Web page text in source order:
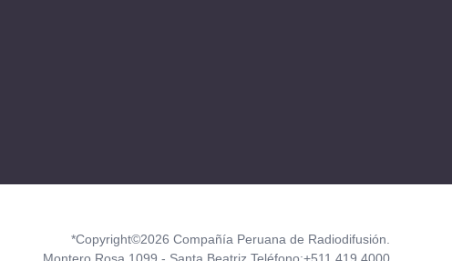
*Copyright©2026 Compañía Peruana de Radiodifusión.